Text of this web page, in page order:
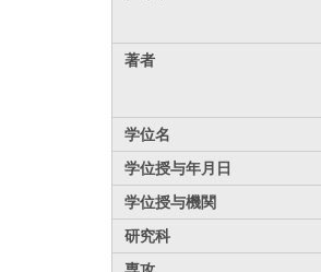
著者
学位名
学位授与年月日
学位授与機関
研究科